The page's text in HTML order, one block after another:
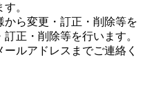
。
ら変更・訂正・削除等を
正・削除等を行います。
ルアドレスまでご連絡く